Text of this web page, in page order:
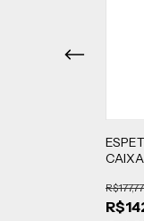
R$177,77